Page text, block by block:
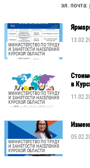
эл. почта:
МИНИСТЕРСТВО ПО ТРУДУ
И ЗАНЯТОСТИ НАСЕЛЕНИЯ
КУРСКОЙ ОБЛАСТИ
МИНИСТЕРСТВО ПО ТРУДУ
И ЗАНЯТОСТИ НАСЕЛЕНИЯ
КУРСКОЙ ОБЛАСТИ
в
МИНИСТЕРСТВО ПО ТРУДУ
И ЗАНЯТОСТИ НАСЕЛЕНИЯ
КУРСКОЙ ОБЛАСТИ